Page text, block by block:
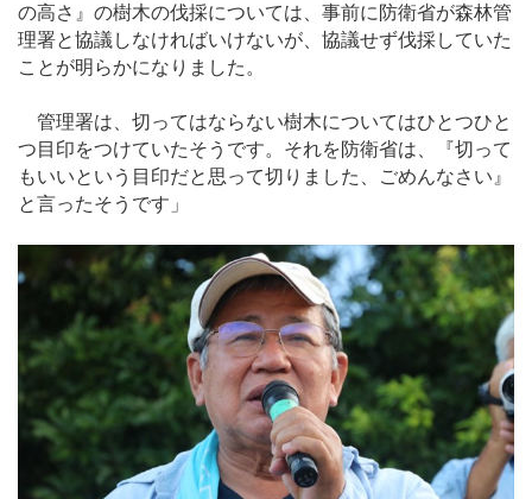
の高さ』の樹木の伐採については、事前に防衛省が森林管
理署と協議しなければいけないが、協議せず伐採していた
ことが明らかになりました。
管理署は、切ってはならない樹木についてはひとつひと
つ目印をつけていたそうです。それを防衛省は、『切って
もいいという目印だと思って切りました、ごめんなさい』
と言ったそうです」